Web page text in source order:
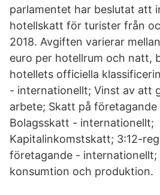
parlamentet har beslutat att
hotellskatt för turister från
2018. Avgiften varierar
euro per hotellrum och natt,
hotellets officiella
- internationellt; Vinst av att
arbete; Skatt på företagande
Bolagsskatt - internationellt;
Kapitalinkomstskatt; 3:12-
företagande - internationellt;
konsumtion och produktion.